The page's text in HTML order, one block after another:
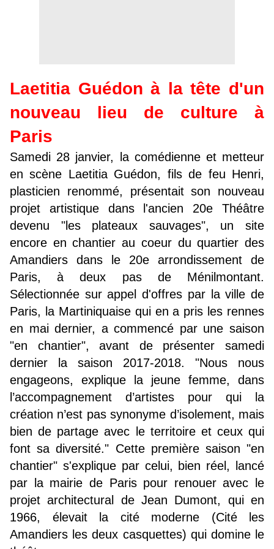
Laetitia Guédon à la tête d'un
nouveau lieu de culture à
Paris
Samedi 28 janvier, la comédienne et metteur
en scène Laetitia Guédon, fils de feu Henri,
plasticien renommé, présentait son nouveau
projet artistique dans l'ancien 20e Théâtre
devenu "les plateaux sauvages", un site
encore en chantier au coeur du quartier des
Amandiers dans le 20e arrondissement de
Paris, à deux pas de Ménilmontant.
Sélectionnée sur appel d'offres par la ville de
Paris, la Martiniquaise qui en a pris les rennes
en mai dernier, a commencé par une saison
"en chantier", avant de présenter samedi
dernier la saison 2017-2018. "Nous nous
engageons, explique la jeune femme, dans
l’accompagnement d’artistes pour qui la
création n’est pas synonyme d’isolement, mais
bien de partage avec le territoire et ceux qui
font sa diversité." Cette première saison "en
chantier" s'explique par celui, bien réel, lancé
par la mairie de Paris pour renouer avec le
projet architectural de Jean Dumont, qui en
1966, élevait la cité moderne (Cité les
Amandiers les deux casquettes) qui domine le